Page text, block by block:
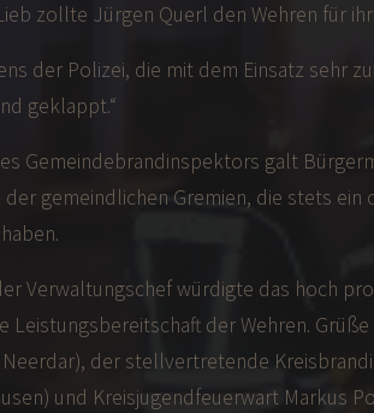
zollte Jürgen Querl den Wehren für
der Polizei, die mit dem Einsatz sehr
geklappt.“
Gemeindebrandinspektors galt
gemeindlichen Gremien, die stets ein
Verwaltungschef würdigte das hoch
Leistungsbereitschaft der Wehren.
der stellvertretende
und Kreisjugendfeuerwart Markus